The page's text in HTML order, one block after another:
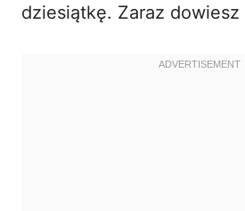
dziesiątkę. Zaraz